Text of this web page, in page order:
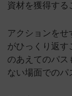
資材を獲得する
アクションを
がひっくり返す
のあえてのパス
ない場面でのパ